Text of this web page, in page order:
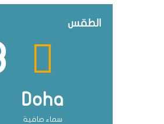
عن
الطقس
Doha
سماء صافية